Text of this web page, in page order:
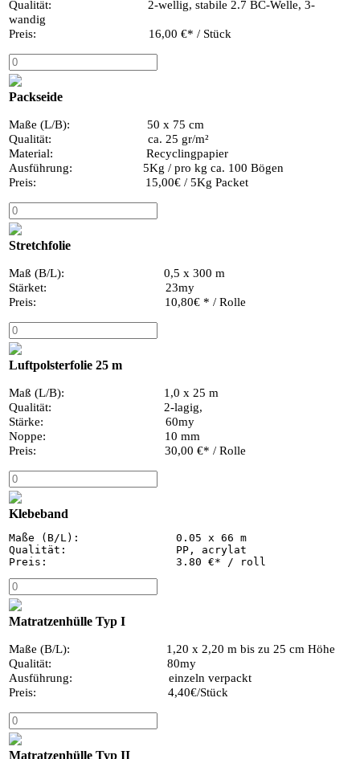
Qualität: 2-wellig, stabile 2.7 BC-Welle, 3-
wandig
Preis: 16,00 €* / Stück
Packseide
Maße (L/B): 50 x 75 cm
Qualität: ca. 25 gr/m²
Material: Recyclingpapier
Ausführung: 5Kg / pro kg ca. 100 Bögen
Preis: 15,00€ / 5Kg Packet
Stretchfolie
Maß (B/L): 0,5 x 300 m
Stärket: 23my
Preis: 10,80€ * / Rolle
Luftpolsterfolie 25 m
Maß (L/B): 1,0 x 25 m
Qualität: 2-lagig,
Stärke: 60my
Noppe: 10 mm
Preis: 30,00 €* / Rolle
Klebeband
Maße (B/L):               0.05 x 66 m
Qualität:                 PP, acrylat
Preis:                    3.80 €* / roll
Matratzenhülle Typ I
Maße (B/L): 1,20 x 2,20 m bis zu 25 cm Höhe
Qualität: 80my
Ausführung: einzeln verpackt
Preis: 4,40€/Stück
Matratzenhülle Typ II